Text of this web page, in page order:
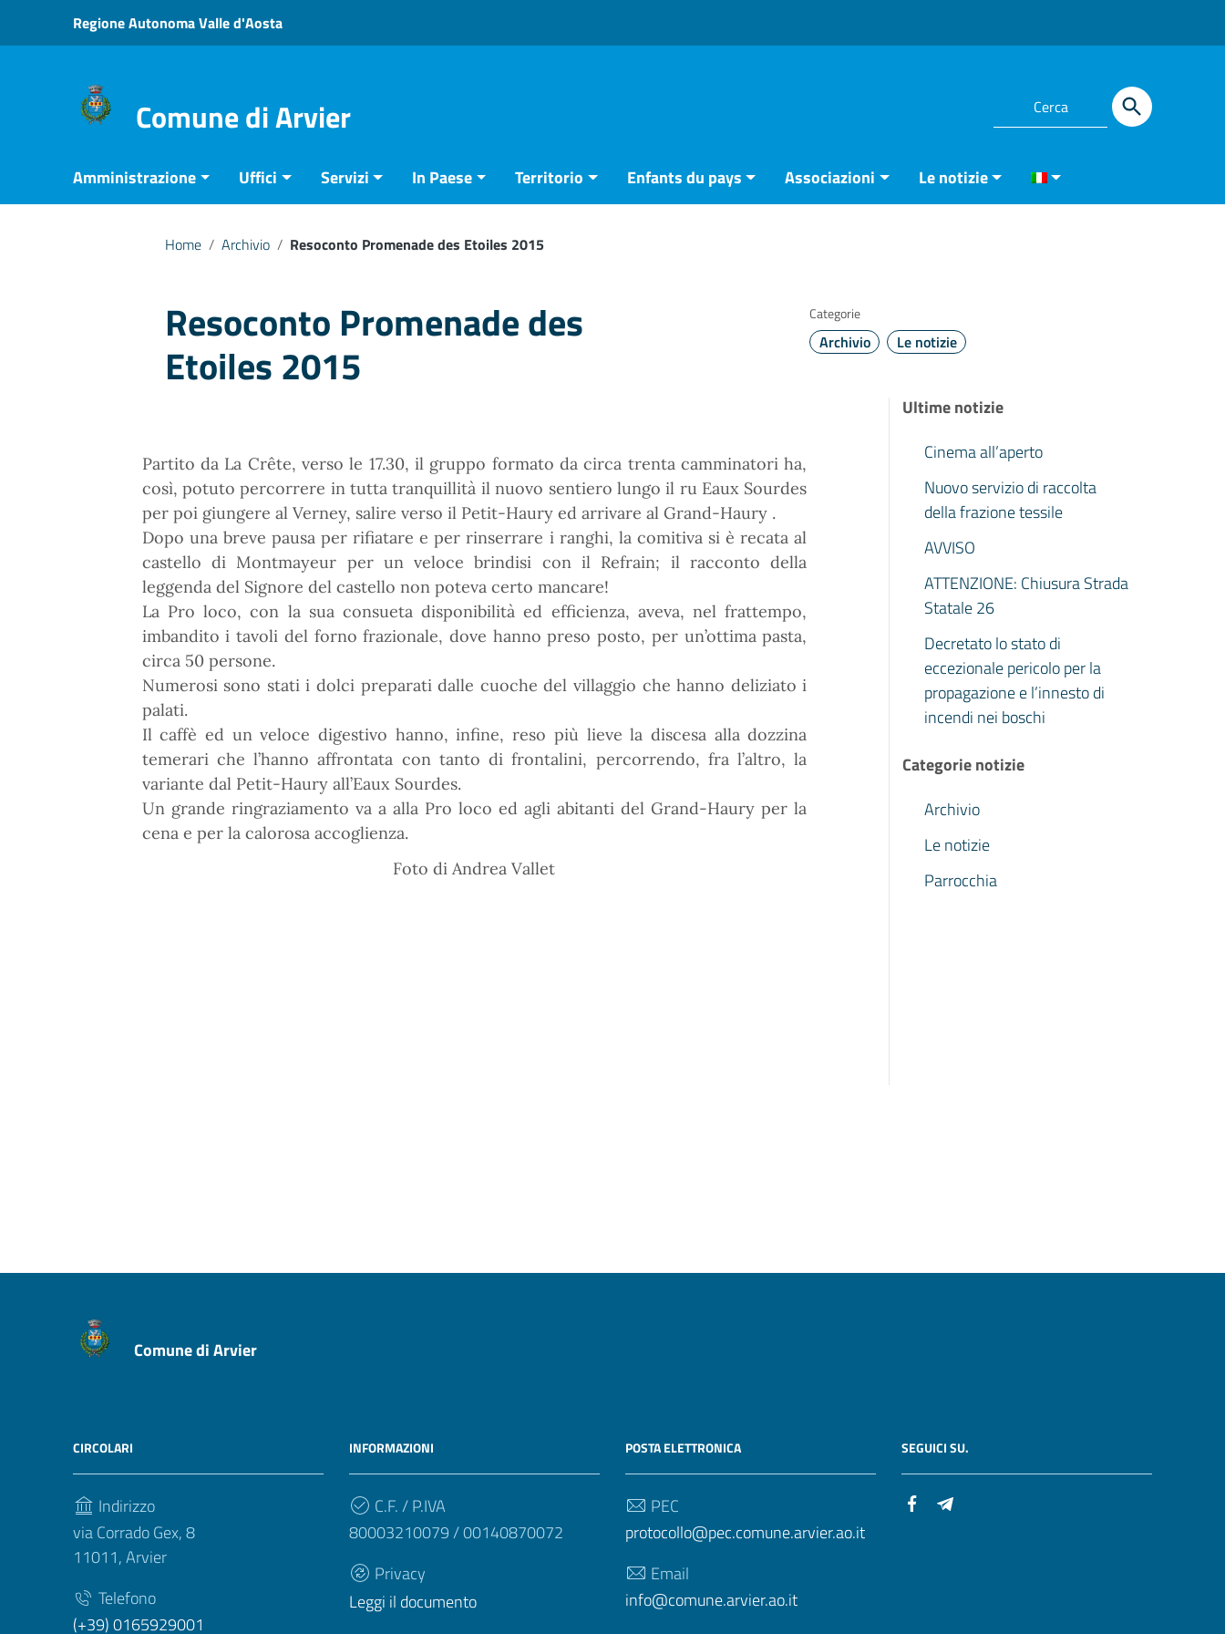
Vai ai contenuti
Vai al menu di navigazione
Regione Autonoma Valle d'Aosta
Comune di Arvier
Amministrazione Uffici Servizi In Paese Territorio Enfants du pays Associazioni Le notizie
Home / Archivio / Resoconto Promenade des Etoiles 2015
Resoconto Promenade des
Etoiles 2015
Categorie
Archivio Le notizie
Partito da La Crête, verso le 17.30, il gruppo formato da circa trenta camminatori ha,
così, potuto percorrere in tutta tranquillità il nuovo sentiero lungo il ru Eaux Sourdes
per poi giungere al Verney, salire verso il Petit-Haury ed arrivare al Grand-Haury .
Dopo una breve pausa per rifiatare e per rinserrare i ranghi, la comitiva si è recata al
castello di Montmayeur per un veloce brindisi con il Refrain; il racconto della
leggenda del Signore del castello non poteva certo mancare!
La Pro loco, con la sua consueta disponibilità ed efficienza, aveva, nel frattempo,
imbandito i tavoli del forno frazionale, dove hanno preso posto, per un’ottima pasta,
circa 50 persone.
Numerosi sono stati i dolci preparati dalle cuoche del villaggio che hanno deliziato i
palati.
Il caffè ed un veloce digestivo hanno, infine, reso più lieve la discesa alla dozzina
temerari che l’hanno affrontata con tanto di frontalini, percorrendo, fra l’altro, la
variante dal Petit-Haury all’Eaux Sourdes.
Un grande ringraziamento va a alla Pro loco ed agli abitanti del Grand-Haury per la
cena e per la calorosa accoglienza.
Foto di Andrea Vallet
Ultime notizie
Cinema all’aperto
Nuovo servizio di raccolta
della frazione tessile
AVVISO
ATTENZIONE: Chiusura Strada
Statale 26
Decretato lo stato di
eccezionale pericolo per la
propagazione e l’innesto di
incendi nei boschi
Categorie notizie
Archivio
Le notizie
Parrocchia
Comune di Arvier
CIRCOLARI
Indirizzo
via Corrado Gex, 8
11011, Arvier
Telefono
(+39) 0165929001
INFORMAZIONI
C.F. / P.IVA
80003210079 / 00140870072
Privacy
Leggi il documento
POSTA ELETTRONICA
PEC
protocollo@pec.comune.arvier.ao.it
Email
info@comune.arvier.ao.it
SEGUICI SU.